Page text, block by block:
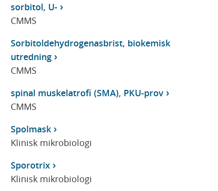
sorbitol, U-
CMMS
Sorbitoldehydrogenasbrist, biokemisk
utredning
CMMS
spinal muskelatrofi (SMA), PKU-prov
CMMS
Spolmask
Klinisk mikrobiologi
Sporotrix
Klinisk mikrobiologi